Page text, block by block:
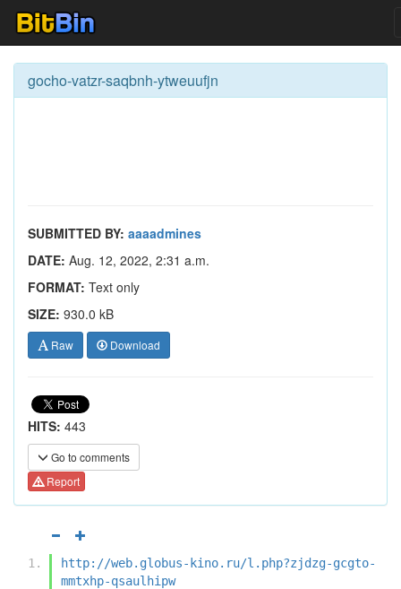
gocho-vatzr-saqbnh-ytweuufjn
SUBMITTED BY: aaaadmines
DATE: Aug. 12, 2022, 2:31 a.m.
FORMAT: Text only
SIZE: 930.0 kB
Raw Download
HITS: 443
Go to comments
Report
http://web.globus-kino.ru/l.php?zjdzg-gcgto-
mmtxhp-qsaulhipw